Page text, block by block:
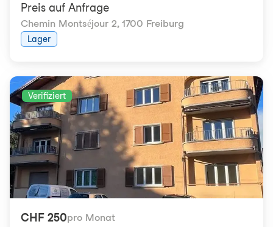
Preis auf Anfrage
Chemin Montséjour 2, 1700 Freiburg
Lager
Verifiziert
CHF 250pro Monat